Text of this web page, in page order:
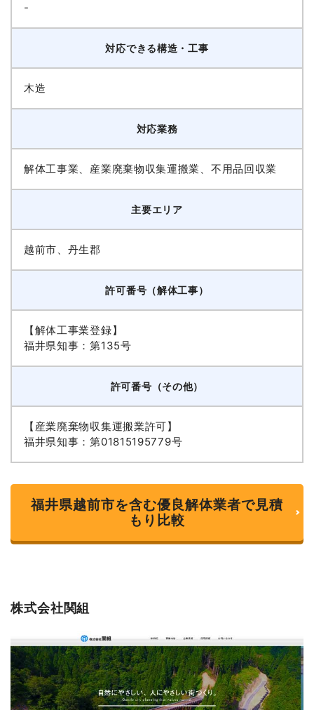
-
対応できる構造・工事
木造
対応業務
解体工事業、産業廃棄物収集運搬業、不用品回収業
主要エリア
越前市、丹生郡
許可番号（解体工事）
【解体工事業登録】
福井県知事：第135号
許可番号（その他）
【産業廃棄物収集運搬業許可】
福井県知事：第01815195779号
福井県越前市を含む優良解体業者で見積
もり比較
株式会社関組